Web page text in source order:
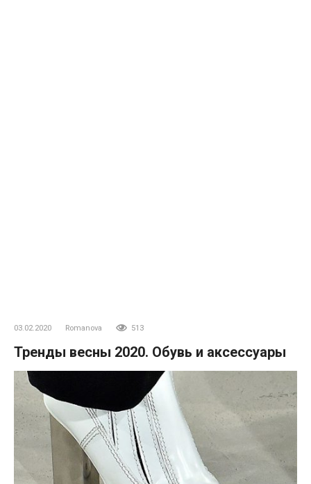
03.02.2020 Romanova 513
Тренды весны 2020. Обувь и аксессуары